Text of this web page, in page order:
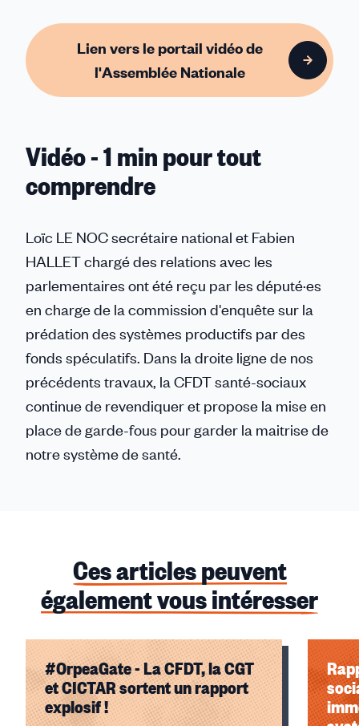
Lien vers le portail vidéo de
l'Assemblée Nationale
Vidéo - 1 min pour tout
comprendre
Loïc LE NOC secrétaire national et Fabien
HALLET chargé des relations avec les
parlementaires ont été reçu par les député·es
en charge de la commission d'enquête sur la
prédation des systèmes productifs par des
fonds spéculatifs. Dans la droite ligne de nos
précédents travaux, la CFDT santé-sociaux
continue de revendiquer et propose la mise en
place de garde-fous pour garder la maitrise de
notre système de santé.
Ces articles peuvent
également vous intéresser
#OrpeaGate - La CFDT, la CGT
et CICTAR sortent un rapport
explosif !